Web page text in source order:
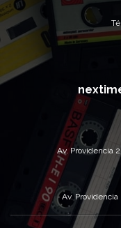
Av. Providencia
Av. Providencia